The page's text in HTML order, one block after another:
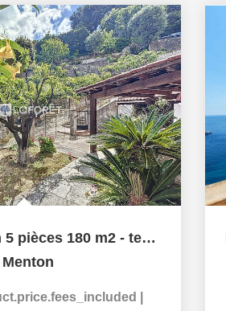
Menton - Maison 5 pièces 180 m2 - terrain de 953 m2 avec...
Menton